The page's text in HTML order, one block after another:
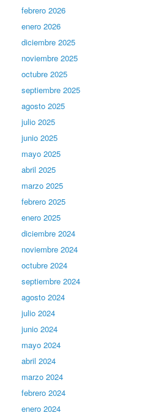
febrero 2026
enero 2026
diciembre 2025
noviembre 2025
octubre 2025
septiembre 2025
agosto 2025
julio 2025
junio 2025
mayo 2025
abril 2025
marzo 2025
febrero 2025
enero 2025
diciembre 2024
noviembre 2024
octubre 2024
septiembre 2024
agosto 2024
julio 2024
junio 2024
mayo 2024
abril 2024
marzo 2024
febrero 2024
enero 2024